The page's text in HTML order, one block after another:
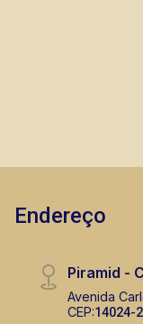
Endereço
Piramid -
Avenida
CEP:14024-